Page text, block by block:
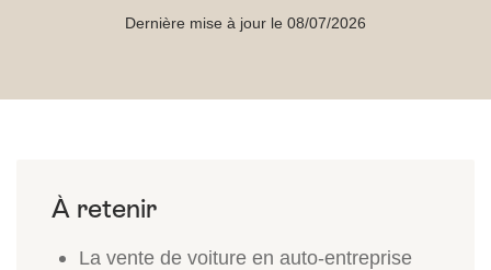
Dernière mise à jour le 08/07/2026
La vente de voiture en auto-entreprise